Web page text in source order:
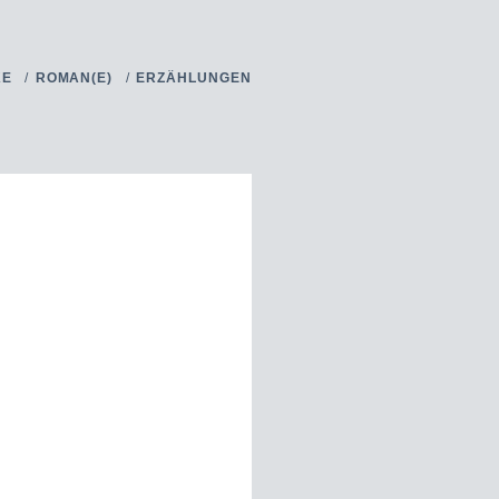
ROMAN(E) ERZÄHLUNGEN